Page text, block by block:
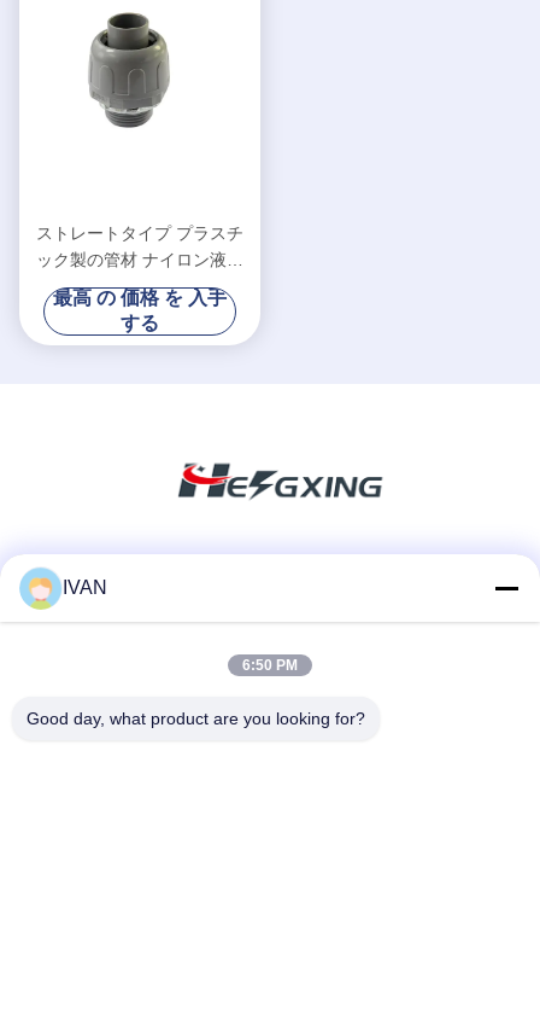
ストレートタイプ プラスチ
ック製の管材 ナイロン液体
密着接続器 隔離
最高 の 価格 を 入手
する
テレ
IVAN
6:50 PM
Good day, what product are you looking for?